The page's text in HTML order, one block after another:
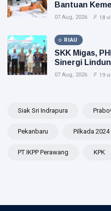
Bantuan
07 Aug, 2026 18
RIAU
SKK Migas,
Sinergi
Menjaga
07 Aug, 2026 19
Siak Sri Indrapura
Pekanbaru Pilkada 2024
PT IKPP Perawang KPK